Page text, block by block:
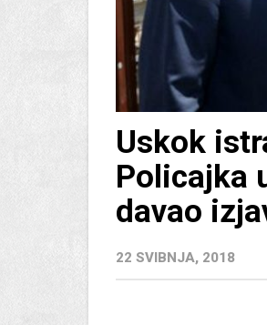
Uskok
Policajka
davao
22 SVIBNJA, 2018